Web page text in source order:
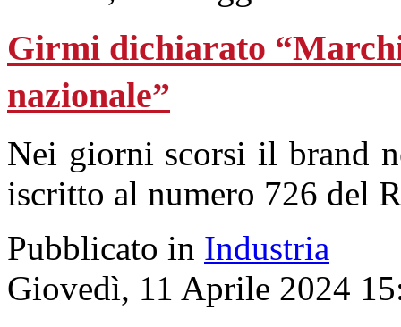
Girmi dichiarato
nazionale”
Nei giorni scorsi il brand
iscritto al numero 726 del
Pubblicato in Industria
Giovedì, 11 Aprile 2024